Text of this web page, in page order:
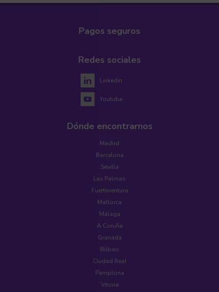
Pagos seguros
Redes sociales
Linkedin
Youtube
Dónde encontrarnos
Madrid
Barcelona
Sevilla
Las Palmas
Fuerteventura
Mallorca
Málaga
A Coruña
Granada
Bilbao
Ciudad Real
Pamplona
Vitoria